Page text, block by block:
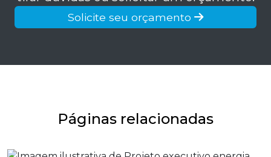
Solicite seu orçamento
Páginas relacionadas